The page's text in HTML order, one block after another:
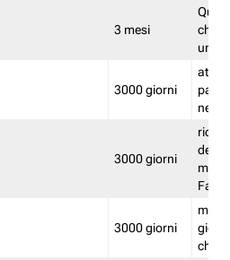
3 mesi
che
una
3000 giorni
attiva
3000 giorni
3000 giorni